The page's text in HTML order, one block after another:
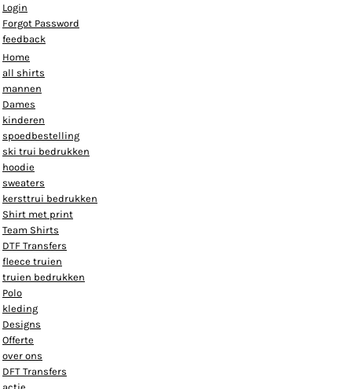
Login
Forgot Password
feedback
Home
all shirts
mannen
Dames
kinderen
spoedbestelling
ski trui bedrukken
hoodie
sweaters
kersttrui bedrukken
Shirt met print
Team Shirts
DTF Transfers
fleece truien
truien bedrukken
Polo
kleding
Designs
Offerte
over ons
DFT Transfers